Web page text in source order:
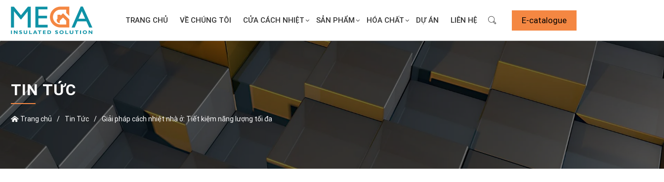
TRANG CHỦ VỀ CHÚNG TÔI CỬA CÁCH NHIỆT SẢN PHẨM HÓA CHẤT DỰ ÁN LIÊN HỆ E-catalogue
TIN TỨC
Trang chủ / Tin Tức /Giải pháp cách nhiệt nhà ở: Tiết kiệm năng lượng tối đa